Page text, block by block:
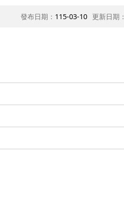
發布日期： 115-03-10 更新日期：